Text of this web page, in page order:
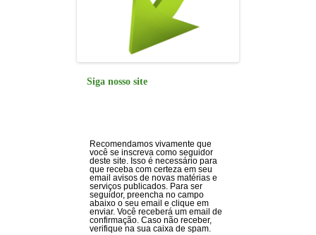
Siga nosso site
Recomendamos vivamente que
você se inscreva como seguidor
deste site. Isso é necessário para
que receba com certeza em seu
email avisos de novas matérias e
serviços publicados. Para ser
seguidor, preencha no campo
abaixo o seu email e clique em
enviar. Você receberá um email de
confirmação. Caso não receber,
verifique na sua caixa de spam.